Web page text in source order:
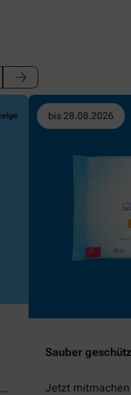
bis 28.08.2026
Sauber
Jetzt